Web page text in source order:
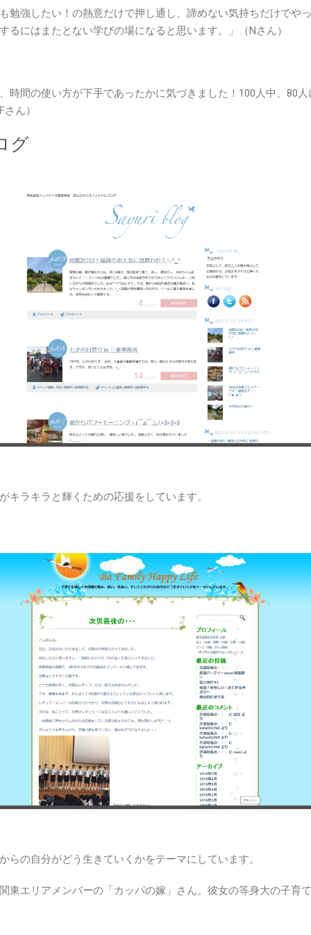
勉強したい！の熱意だけで押し通し、諦めない気持ちだけでや
にはまたとない学びの場になると思います。」（Nさん）
時間の使い方が下手であったかに気づきました！100人中、80
ん）
グ
ラキラと輝くための応援をしています。
の自分がどう生きていくかをテーマにしています。
東エリアメンバーの「カッパの嫁」さん。彼女の等身大の子育